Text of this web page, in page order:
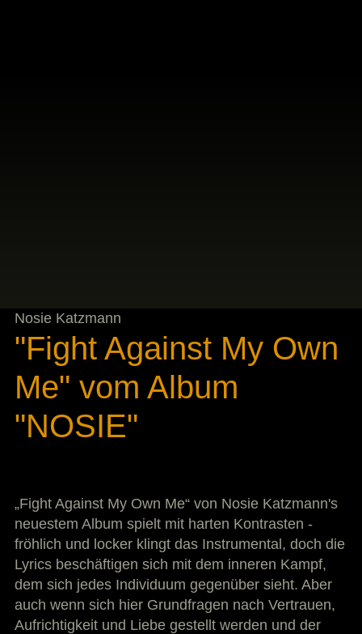
Nosie Katzmann
"Fight Against My Own
Me" vom Album
"NOSIE"
„Fight Against My Own Me“ von Nosie Katzmann's
neuestem Album spielt mit harten Kontrasten -
fröhlich und locker klingt das Instrumental, doch die
Lyrics beschäftigen sich mit dem inneren Kampf,
dem sich jedes Individuum gegenüber sieht. Aber
auch wenn sich hier Grundfragen nach Vertrauen,
Aufrichtigkeit und Liebe gestellt werden und der